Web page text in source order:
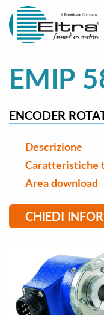
EMIP
ENCODER
Descrizione
Caratteristiche
Area download
CHIEDI